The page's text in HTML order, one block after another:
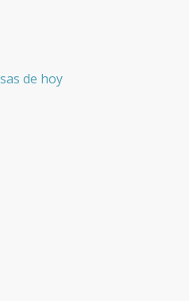
de hoy